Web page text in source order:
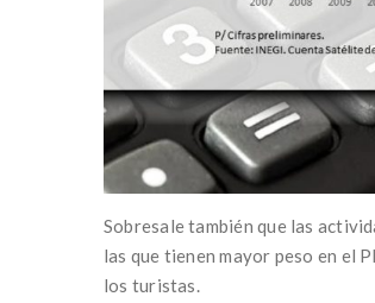
Sobresale también que las
las que tienen mayor peso en el
los turistas.